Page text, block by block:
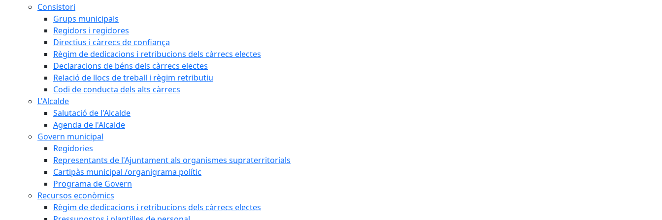
Consistori
Grups municipals
Regidors i regidores
Directius i càrrecs de confiança
Règim de dedicacions i retribucions dels càrrecs electes
Declaracions de béns dels càrrecs electes
Relació de llocs de treball i règim retributiu
Codi de conducta dels alts càrrecs
L'Alcalde
Salutació de l'Alcalde
Agenda de l'Alcalde
Govern municipal
Regidories
Representants de l'Ajuntament als organismes supraterritorials
Cartipàs municipal /organigrama polític
Programa de Govern
Recursos econòmics
Règim de dedicacions i retribucions dels càrrecs electes